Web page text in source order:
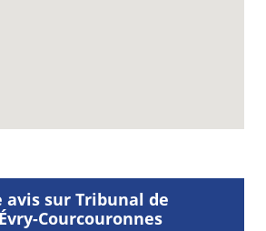
avis sur Tribunal de
Courcouronnes